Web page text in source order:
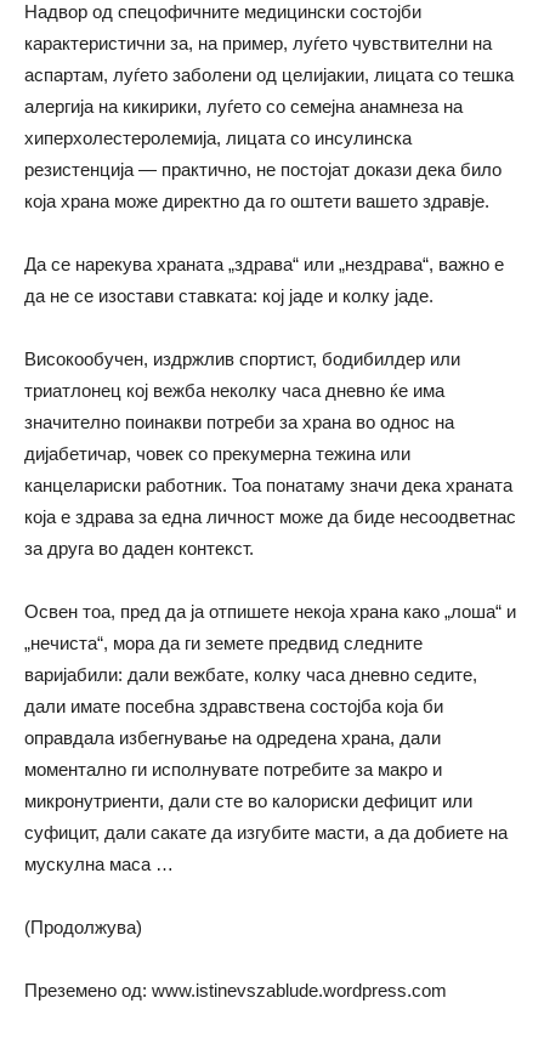
Надвор од спецофичните медицински состојби
карактеристични за, на пример, луѓето чувствителни на
аспартам, луѓето заболени од целијакии, лицата со тешка
алергија на кикирики, луѓето со семејна анамнеза на
хиперхолестеролемија, лицата со инсулинска
резистенција — практично, не постојат докази дека било
која храна може директно да го оштети вашето здравје.
Да се нарекува храната „здрава“ или „нездрава“, важно е
да не се изостави ставката: кој јаде и колку јаде.
Високообучен, издржлив спортист, бодибилдер или
триатлонец кој вежба неколку часа дневно ќе има
значително поинакви потреби за храна во однос на
дијабетичар, човек со прекумерна тежина или
канцелариски работник. Тоа понатаму значи дека храната
која е здрава за една личност може да биде несоодветнас
за друга во даден контекст.
Освен тоа, пред да ја отпишете некоја храна како „лоша“ и
„нечиста“, мора да ги земете предвид следните
варијабили: дали вежбате, колку часа дневно седите,
дали имате посебна здравствена состојба која би
оправдала избегнување на одредена храна, дали
моментално ги исполнувате потребите за макро и
микронутриенти, дали сте во калориски дефицит или
суфицит, дали сакате да изгубите масти, а да добиете на
мускулна маса …
(Продолжува)
Преземено од: www.istinevszablude.wordpress.com